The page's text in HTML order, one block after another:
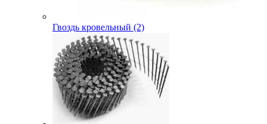
Гвоздь кровельный (2)